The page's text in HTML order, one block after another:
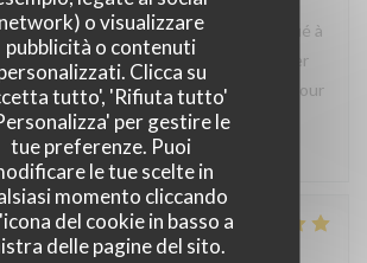
network) o visualizzare
pubblicità o contenuti
Clicca su
tutto', 'Rifiuta tutto'
per gestire le
tue preferenze. Puoi
le tue scelte in
momento cliccando
del cookie in basso a
delle pagine del sito.
l'accès au restaurant, très compliqué à
voirie. Malheureusement, cela va durer
et finalement, une petite marche pour
garée où l'on a pu, n'a fait de mal à
- Ospiti 3